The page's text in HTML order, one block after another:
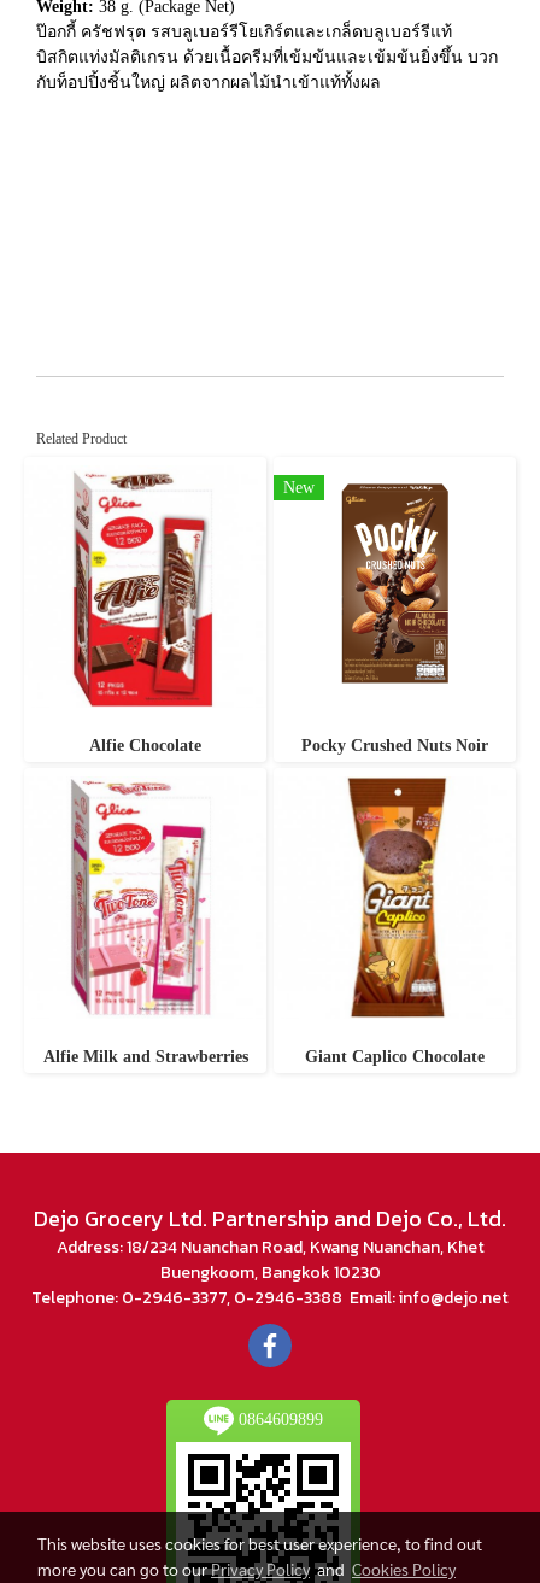
Weight: 38 g. (Package Net)
ป๊อกกี้ ครัชฟรุต รสบลูเบอร์รีโยเกิร์ตและเกล็ดบลูเบอร์รีแท้
บิสกิตแท่งมัลติเกรน ด้วยเนื้อครีมที่เข้มข้นและเข้มข้นยิ่งขึ้น บวก
กับท็อปปิ้งชิ้นใหญ่ ผลิตจากผลไม้นำเข้าแท้ทั้งผล
Related Product
Alfie Chocolate
New
Pocky Crushed Nuts Noir
Alfie Milk and Strawberries Giant Caplico Chocolate
Dejo Grocery Ltd. Partnership and Dejo Co., Ltd.
Address: 18/234 Nuanchan Road, Kwang Nuanchan, Khet
Buengkoom, Bangkok 10230
Telephone: 0-2946-3377, 0-2946-3388 Email: info@dejo.net
0864609899
This website uses cookies for best user experience, to find out
more you can go to ourPrivacy Policyand Cookies Policy